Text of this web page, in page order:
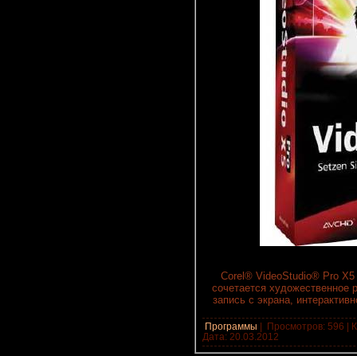
Corel® VideoStudio® Pro
сочетается
запись с экрана,
Программы
Просмотров: 596 |
Дата: 20.03.2012